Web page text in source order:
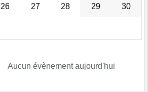
26 27 28 29 30
Aucun évènement aujourd'hui